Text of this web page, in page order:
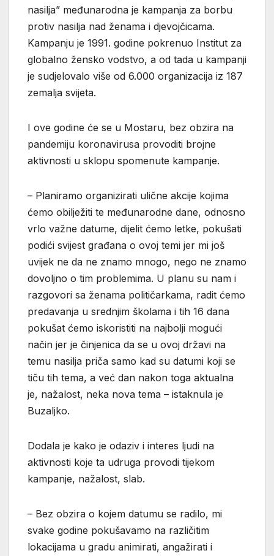
nasilja” međunarodna je kampanja za borbu
protiv nasilja nad ženama i djevojčicama.
Kampanju je 1991. godine pokrenuo Institut za
globalno žensko vodstvo, a od tada u kampanji
je sudjelovalo više od 6.000 organizacija iz 187
zemalja svijeta.
I ove godine će se u Mostaru, bez obzira na
pandemiju koronavirusa provoditi brojne
aktivnosti u sklopu spomenute kampanje.
– Planiramo organizirati ulične akcije kojima
ćemo obilježiti te međunarodne dane, odnosno
vrlo važne datume, dijelit ćemo letke, pokušati
podići svijest građana o ovoj temi jer mi još
uvijek ne da ne znamo mnogo, nego ne znamo
dovoljno o tim problemima. U planu su nam i
razgovori sa ženama političarkama, radit ćemo
predavanja u srednjim školama i tih 16 dana
pokušat ćemo iskoristiti na najbolji mogući
način jer je činjenica da se u ovoj državi na
temu nasilja priča samo kad su datumi koji se
tiču tih tema, a već dan nakon toga aktualna
je, nažalost, neka nova tema – istaknula je
Buzaljko.
Dodala je kako je odaziv i interes ljudi na
aktivnosti koje ta udruga provodi tijekom
kampanje, nažalost, slab.
– Bez obzira o kojem datumu se radilo, mi
svake godine pokušavamo na različitim
lokacijama u gradu animirati, angažirati i